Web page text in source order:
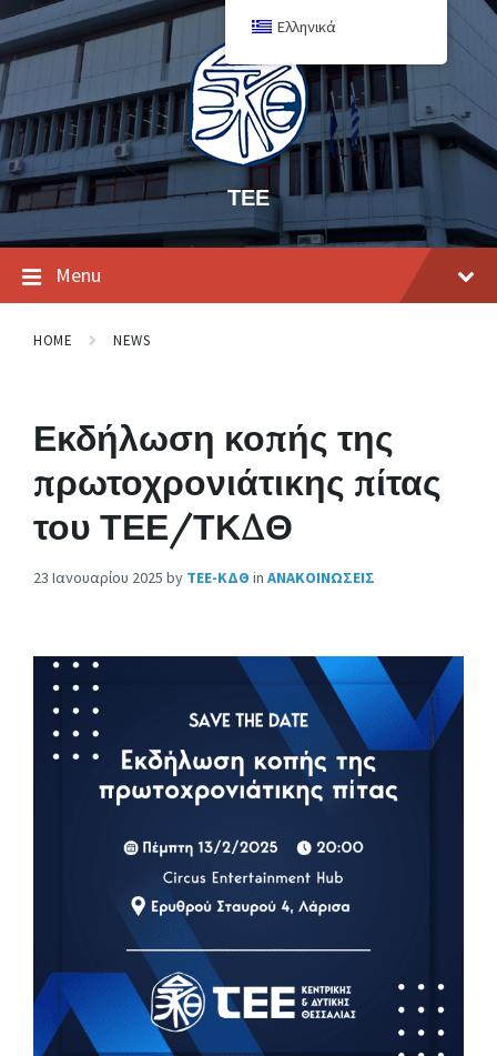
ΤΕΕ
Menu
HOME NEWS
Εκδήλωση κοπής της
πρωτοχρονιάτικης πίτας
του ΤΕΕ/ΤΚΔΘ
23 Ιανουαρίου 2025 by ΤΕΕ-ΚΔΘ in ΑΝΑΚΟΙΝΩΣΕΙΣ
Ελληνικά